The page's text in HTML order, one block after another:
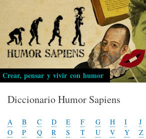
Pasar
al
contenido
principal
Crear, pensar y vivir con humor
Diccionario Humor Sapiens
A B C D E F G H I J
O
P Q R S T U V Y Z